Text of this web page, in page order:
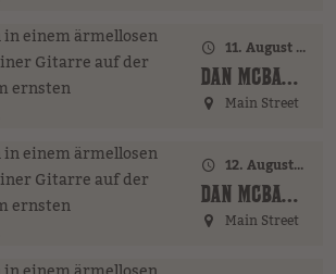
11. August 2026 · 20:00 Uhr
DAN MCBAKER (GER)
Main Street
12. August 2026 · 17:00 Uhr – 18:00 Uhr
DAN MCBAKER (GER)
Main Street